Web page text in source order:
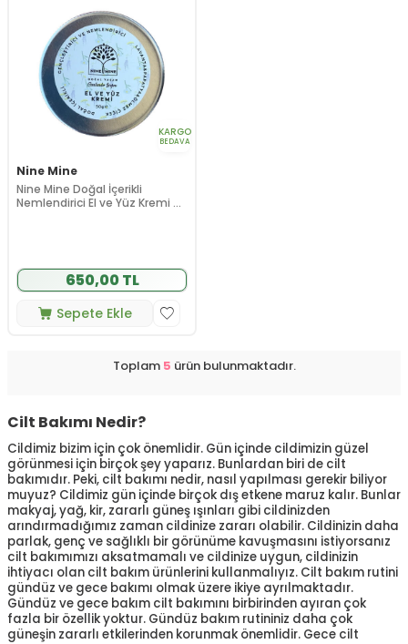
KARGO
BEDAVA
Nine Mine
Nine Mine Doğal İçerikli
Nemlendirici El ve Yüz Kremi 50
650,00 TL
Sepete Ekle
Toplam 5 ürün bulunmaktadır.
Cilt Bakımı Nedir?
Cildimiz bizim için çok önemlidir. Gün içinde cildimizin güzel
görünmesi için birçok şey yaparız. Bunlardan biri de cilt
bakımıdır. Peki, cilt bakımı nedir, nasıl yapılması gerekir biliyor
muyuz? Cildimiz gün içinde birçok dış etkene maruz kalır. Bunlar
makyaj, yağ, kir, zararlı güneş ışınları gibi cildinizden
arındırmadığımız zaman cildinize zararı olabilir. Cildinizin daha
parlak, genç ve sağlıklı bir görünüme kavuşmasını istiyorsanız
cilt bakımımızı aksatmamalı ve cildinize uygun, cildinizin
ihtiyacı olan cilt bakım ürünlerini kullanmalıyız. Cilt bakım rutini
gündüz ve gece bakımı olmak üzere ikiye ayrılmaktadır.
Gündüz ve gece bakım cilt bakımını birbirinden ayıran çok
fazla bir özellik yoktur. Gündüz bakım rutininiz daha çok
güneşin zararlı etkilerinden korunmak önemlidir. Gece cilt